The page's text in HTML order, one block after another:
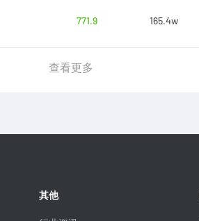
771.9
165.4w
查看更多
其他